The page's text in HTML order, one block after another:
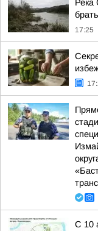
Река
17:25
С 10